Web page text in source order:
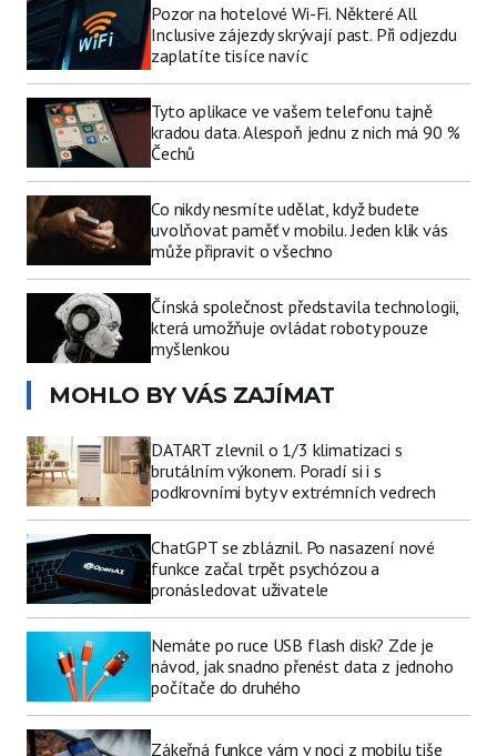
Pozor na hotelové Wi-Fi. Některé All
Inclusive zájezdy skrývají past. Při odjezdu
zaplatíte tisíce navíc
Tyto aplikace ve vašem telefonu tajně
kradou data. Alespoň jednu z nich má 90 %
Čechů
Co nikdy nesmíte udělat, když budete
uvolňovat paměť v mobilu. Jeden klik vás
může připravit o všechno
Čínská společnost představila technologii,
která umožňuje ovládat roboty pouze
myšlenkou
MOHLO BY VÁS ZAJÍMAT
DATART zlevnil o 1/3 klimatizaci s
brutálním výkonem. Poradí si i s
podkrovními byty v extrémních vedrech
ChatGPT se zbláznil. Po nasazení nové
funkce začal trpět psychózou a
pronásledovat uživatele
Nemáte po ruce USB flash disk? Zde je
návod, jak snadno přenést data z jednoho
počítače do druhého
Zákeřná funkce vám v noci z mobilu tiše